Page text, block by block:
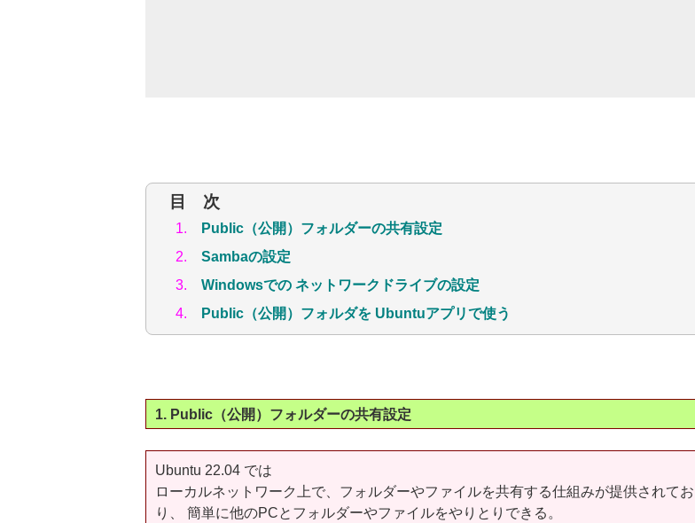
目 次
1.
Public（公開）フォルダーの共有設定
2.Sambaの設定
3.Windowsでの ネットワークドライブの設定
4.
Public（公開）フォルダを Ubuntuアプリで使う
1. Public（公開）フォルダーの共有設定
Ubuntu 22.04 では
ローカルネットワーク上で、フォルダーやファイルを共有する仕組みが提供されてお
り、 簡単に他のPCとフォルダーやファイルをやりとりできる。